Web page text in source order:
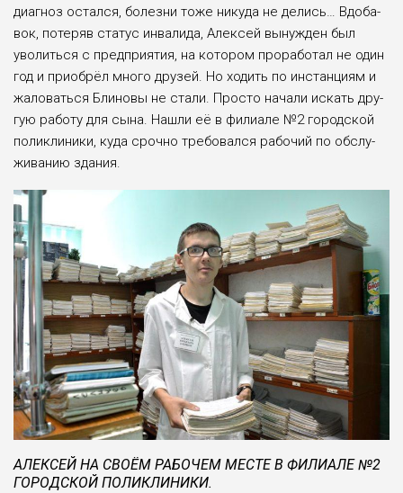
диа­гноз остался, болезни тоже никуда не делись… Вдоба­
вок, потеряв статус инвали­да, Алексей вынужден был
уволиться с предприятия, на котором проработал не один
год и приобрёл много друзей. Но ходить по инстанциям и
жаловаться Блиновы не ста­ли. Просто начали искать дру­
гую работу для сына. Нашли её в филиале №2 городской
поликлиники, куда срочно требовался рабочий по обслу­
живанию здания.
АЛЕКСЕЙ НА СВОЁМ РАБОЧЕМ МЕСТЕ В ФИЛИАЛЕ №2
ГОРОДСКОЙ ПОЛИКЛИНИКИ.